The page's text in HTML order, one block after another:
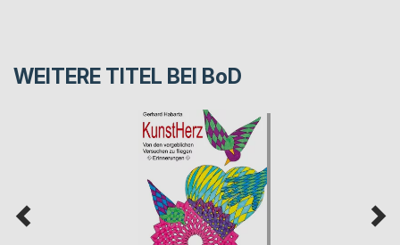
WEITERE TITEL BEI BoD